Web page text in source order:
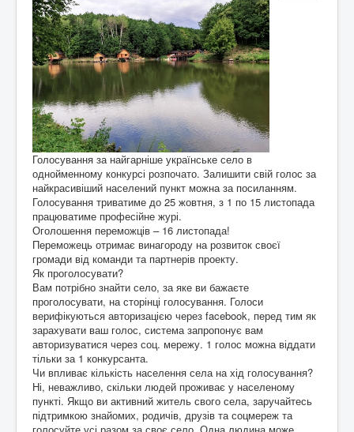
Голосування за найгарніше українське село в
однойменному конкурсі розпочато. Залишити свій голос за
найкрасивіший населений пункт можна за посиланням.
Голосування триватиме до 25 жовтня, з 1 по 15 листопада
працюватиме професійне журі.
Оголошення переможців – 16 листопада!
Переможець отримає винагороду на розвиток своєї
громади від команди та партнерів проекту.
Як проголосувати?
Вам потрібно знайти село, за яке ви бажаєте
проголосувати, на сторінці голосування. Голоси
верифікуються авторизацією через facebook, перед тим як
зарахувати ваш голос, система запропонує вам
авторизуватися через соц. мережу. 1 голос можна віддати
тільки за 1 конкурсанта.
Чи впливає кількість населення села на хід голосування?
Ні, неважливо, скільки людей проживає у населеному
пункті. Якщо ви активний житель свого села, заручайтесь
підтримкою знайомих, родичів, друзів та соцмереж та
голосуйте усі разом за своє село. Одна людина може